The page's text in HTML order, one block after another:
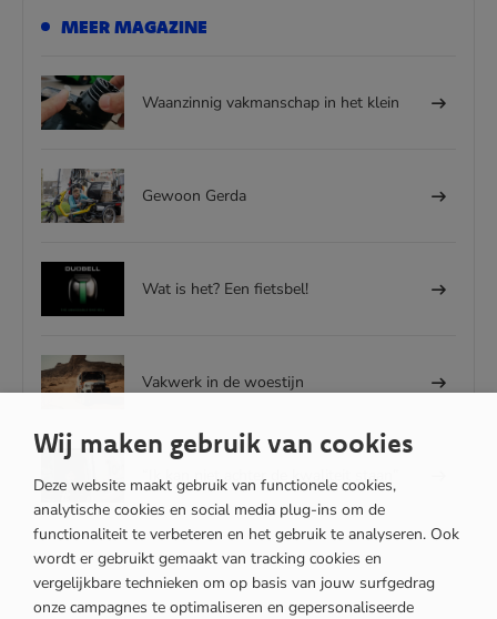
MEER MAGAZINE
Waanzinnig vakmanschap in het klein
Gewoon Gerda
Wat is het? Een fietsbel!
Vakwerk in de woestijn
“Ik kan niet achter de kwaliteit staan”
Wij maken gebruik van cookies
Deze website maakt gebruik van functionele cookies,
analytische cookies en social media plug-ins om de
functionaliteit te verbeteren en het gebruik te analyseren. Ook
wordt er gebruikt gemaakt van tracking cookies en
vergelijkbare technieken om op basis van jouw surfgedrag
onze campagnes te optimaliseren en gepersonaliseerde